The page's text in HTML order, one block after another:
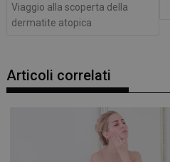
Viaggio alla scoperta della
dermatite atopica
Articoli correlati